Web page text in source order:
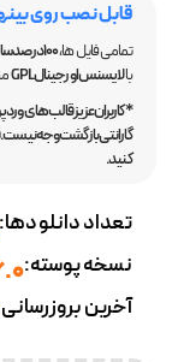
قابل نصب روی
تمامی فایل ها،100 درصد سالم
بالایسنس اورجینال GPL
*کاربران عزیز قالب‌های
گارانتی بازگشت وجه نیست.
کنید.
تعداد دانلودها:
نسخه پوسته:
آخرین